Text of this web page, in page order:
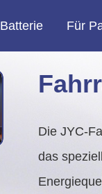
Batterie Für
Die JYC-
das